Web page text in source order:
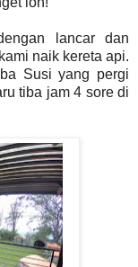
lancar dan
naik kereta api.
Susi yang pergi
tiba jam 4 sore di